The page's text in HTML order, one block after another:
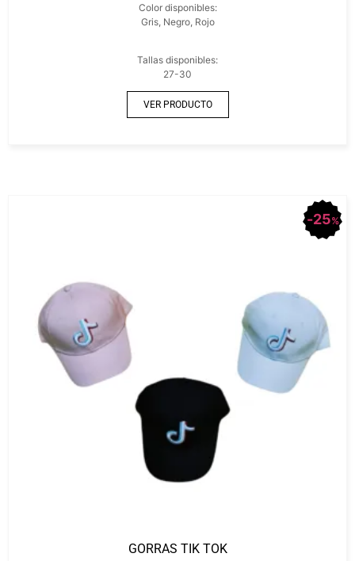
Color disponibles:
Gris, Negro, Rojo
Tallas disponibles:
27-30
VER PRODUCTO
25%
GORRAS TIK TOK